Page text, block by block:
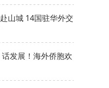
山城 14国驻华外交
发展！海外侨胞欢